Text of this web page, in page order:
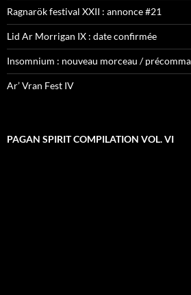
Ragnarök festival XXII : annonce #21
Lid Ar Morrigan IX : date confirmée
Insomnium : nouveau morceau /
Ar’ Vran Fest IV
PAGAN SPIRIT COMPILATION VOL. VI